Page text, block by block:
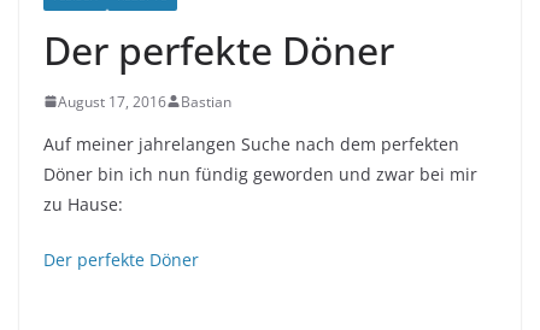
Der perfekte Döner
August 17, 2016 Bastian
Auf meiner jahrelangen Suche nach dem perfekten
Döner bin ich nun fündig geworden und zwar bei mir
zu Hause:
Der perfekte Döner